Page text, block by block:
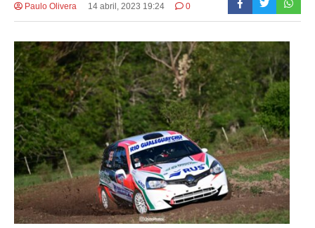
Paulo Olivera 14 abril, 2023 19:24 0